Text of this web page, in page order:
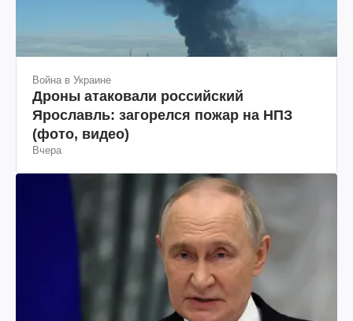
Война в Украине
Дроны атаковали российский
Ярославль: загорелся пожар на НПЗ
(фото, видео)
Вчера